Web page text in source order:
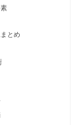
とめ